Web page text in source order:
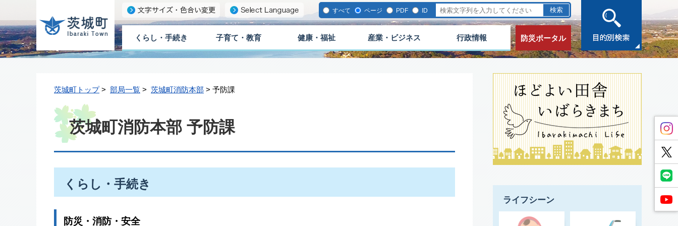
すべて ページ PDF ID
くらし・手続き 子育て・教育 健康・福祉 産業・ビジネス 行政情報 防災ポータル
茨城町トップ> 部局一覧 > 茨城町消防本部 > 予防課
茨城町消防本部 予防課
くらし・手続き
防災・消防・安全
ライフシーン